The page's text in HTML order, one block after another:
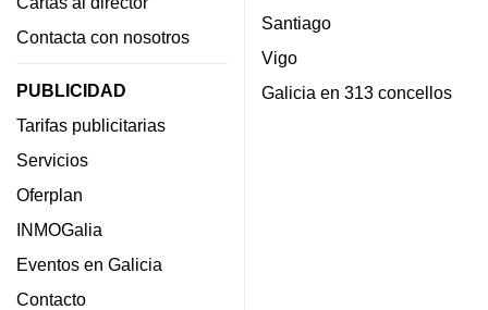
Contacta con nosotros
PUBLICIDAD
Tarifas publicitarias
Servicios
Oferplan
INMOGalia
Eventos en Galicia
Contacto
Santiago
Vigo
Galicia en 313 concellos